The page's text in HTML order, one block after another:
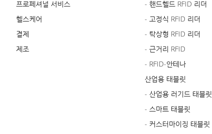
프로페셔널 서비스
헬스케어
결제
제조
- 핸드헬드 RFID 리더
- 고정식 RFID 리더
- 탁상형 RFID 리더
- 근거리 RFID
- RFID-안테나
산업용 태블릿
- 산업용 러기드 태블릿
- 스마트 태블릿
- 커스터마이징 태블릿